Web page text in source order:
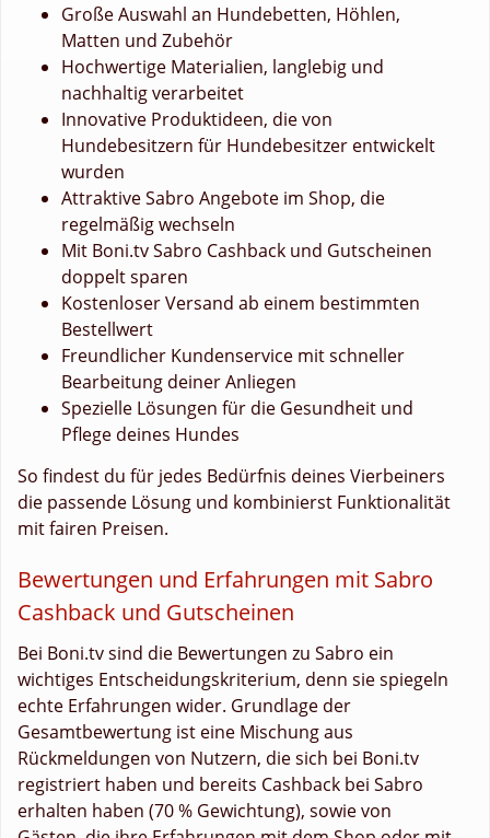
Große Auswahl an Hundebetten, Höhlen,
Matten und Zubehör
Hochwertige Materialien, langlebig und
nachhaltig verarbeitet
Innovative Produktideen, die von
Hundebesitzern für Hundebesitzer entwickelt
wurden
Attraktive Sabro Angebote im Shop, die
regelmäßig wechseln
Mit Boni.tv Sabro Cashback und Gutscheinen
doppelt sparen
Kostenloser Versand ab einem bestimmten
Bestellwert
Freundlicher Kundenservice mit schneller
Bearbeitung deiner Anliegen
Spezielle Lösungen für die Gesundheit und
Pflege deines Hundes
So findest du für jedes Bedürfnis deines Vierbeiners
die passende Lösung und kombinierst Funktionalität
mit fairen Preisen.
Bewertungen und Erfahrungen mit Sabro
Cashback und Gutscheinen
Bei Boni.tv sind die Bewertungen zu Sabro ein
wichtiges Entscheidungskriterium, denn sie spiegeln
echte Erfahrungen wider. Grundlage der
Gesamtbewertung ist eine Mischung aus
Rückmeldungen von Nutzern, die sich bei Boni.tv
registriert haben und bereits Cashback bei Sabro
erhalten haben (70 % Gewichtung), sowie von